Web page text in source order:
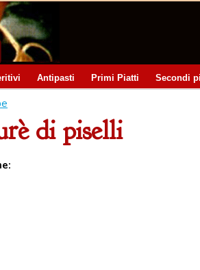
Antipasti Primi Piatti Secondi
di piselli